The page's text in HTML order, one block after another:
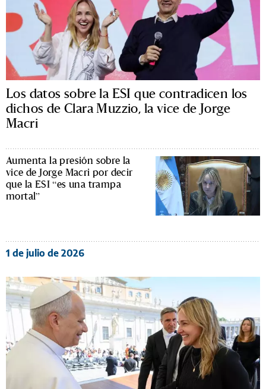
Los datos sobre la ESI que contradicen los
dichos de Clara Muzzio, la vice de Jorge
Macri
Aumenta la presión sobre la
vice de Jorge Macri por decir
que la ESI “es una trampa
mortal”
1 de julio de 2026